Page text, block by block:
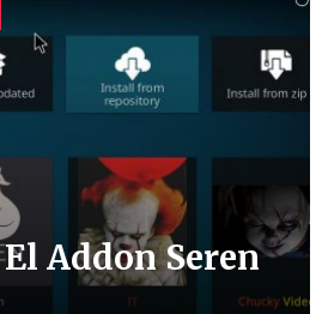
Addon Seren